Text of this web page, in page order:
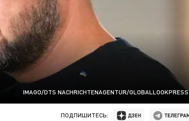
IMAGO/DTS NACHRICHTENAGENTUR/GLOBALLOOKPRESS
ПОДПИШИТЕСЬ: